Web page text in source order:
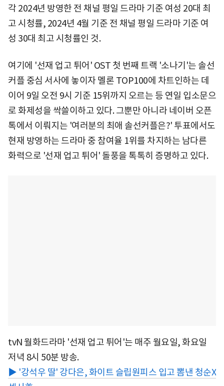
각 2024년 방영한 전 채널 평일 드라마 기준 여성 20대 최
고 시청률, 2024년 4월 기준 전 채널 평일 드라마 기준 여
성 30대 최고 시청률인 것.
여기에 '선재 업고 튀어' OST 첫 번째 트랙 '소나기'는 솔선
커플 중심 서사에 놓이자 멜론 TOP100에 차트인하는 데
이어 9일 오전 9시 기준 15위까지 오르는 등 연일 입소문으
로 화제성을 싹쓸이하고 있다. 그뿐만 아니라 네이버 오픈
톡에서 이뤄지는 '여러분의 최애 솔선커플은?' 투표에서도
현재 방영하는 드라마 중 참여율 1위를 차지하는 남다른
화력으로 '선재 업고 튀어' 돌풍을 톡톡히 증명하고 있다.
tvN 월화드라마 '선재 업고 튀어'는 매주 월요일, 화요일
저녁 8시 50분 방송.
▶ '강석우 딸' 강다은, 화이트 슬립원피스 입고 뽐낸 청순X